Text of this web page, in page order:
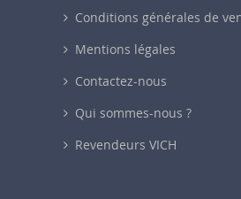
Conditions générales de
Mentions légales
Contactez-nous
Qui sommes-nous ?
Revendeurs VICH